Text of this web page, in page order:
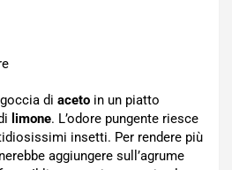
di aceto in un piatto
limone. L’odore pungente riesce
insetti. Per rendere più
aggiungere sull’agrume